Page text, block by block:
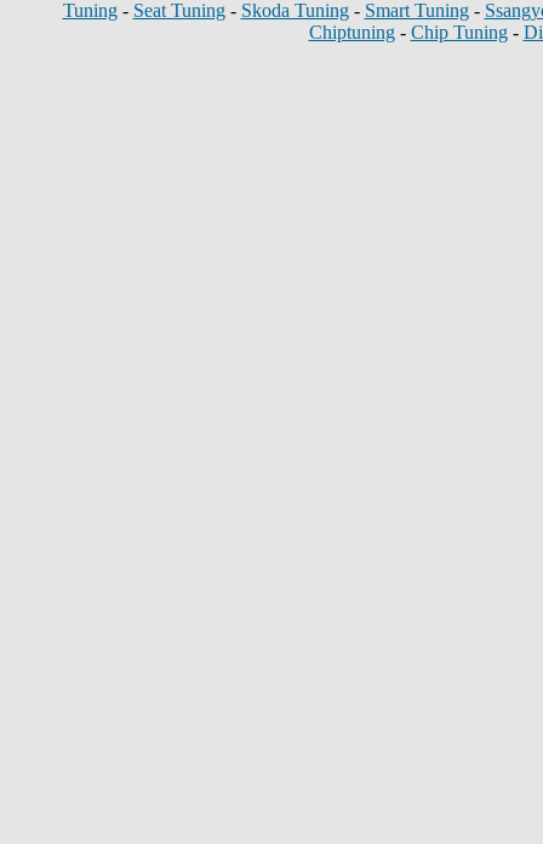
Tuning- Seat Tuning- Skoda Tuning- Smart Tuning-
Chiptuning- Chip Tuning-